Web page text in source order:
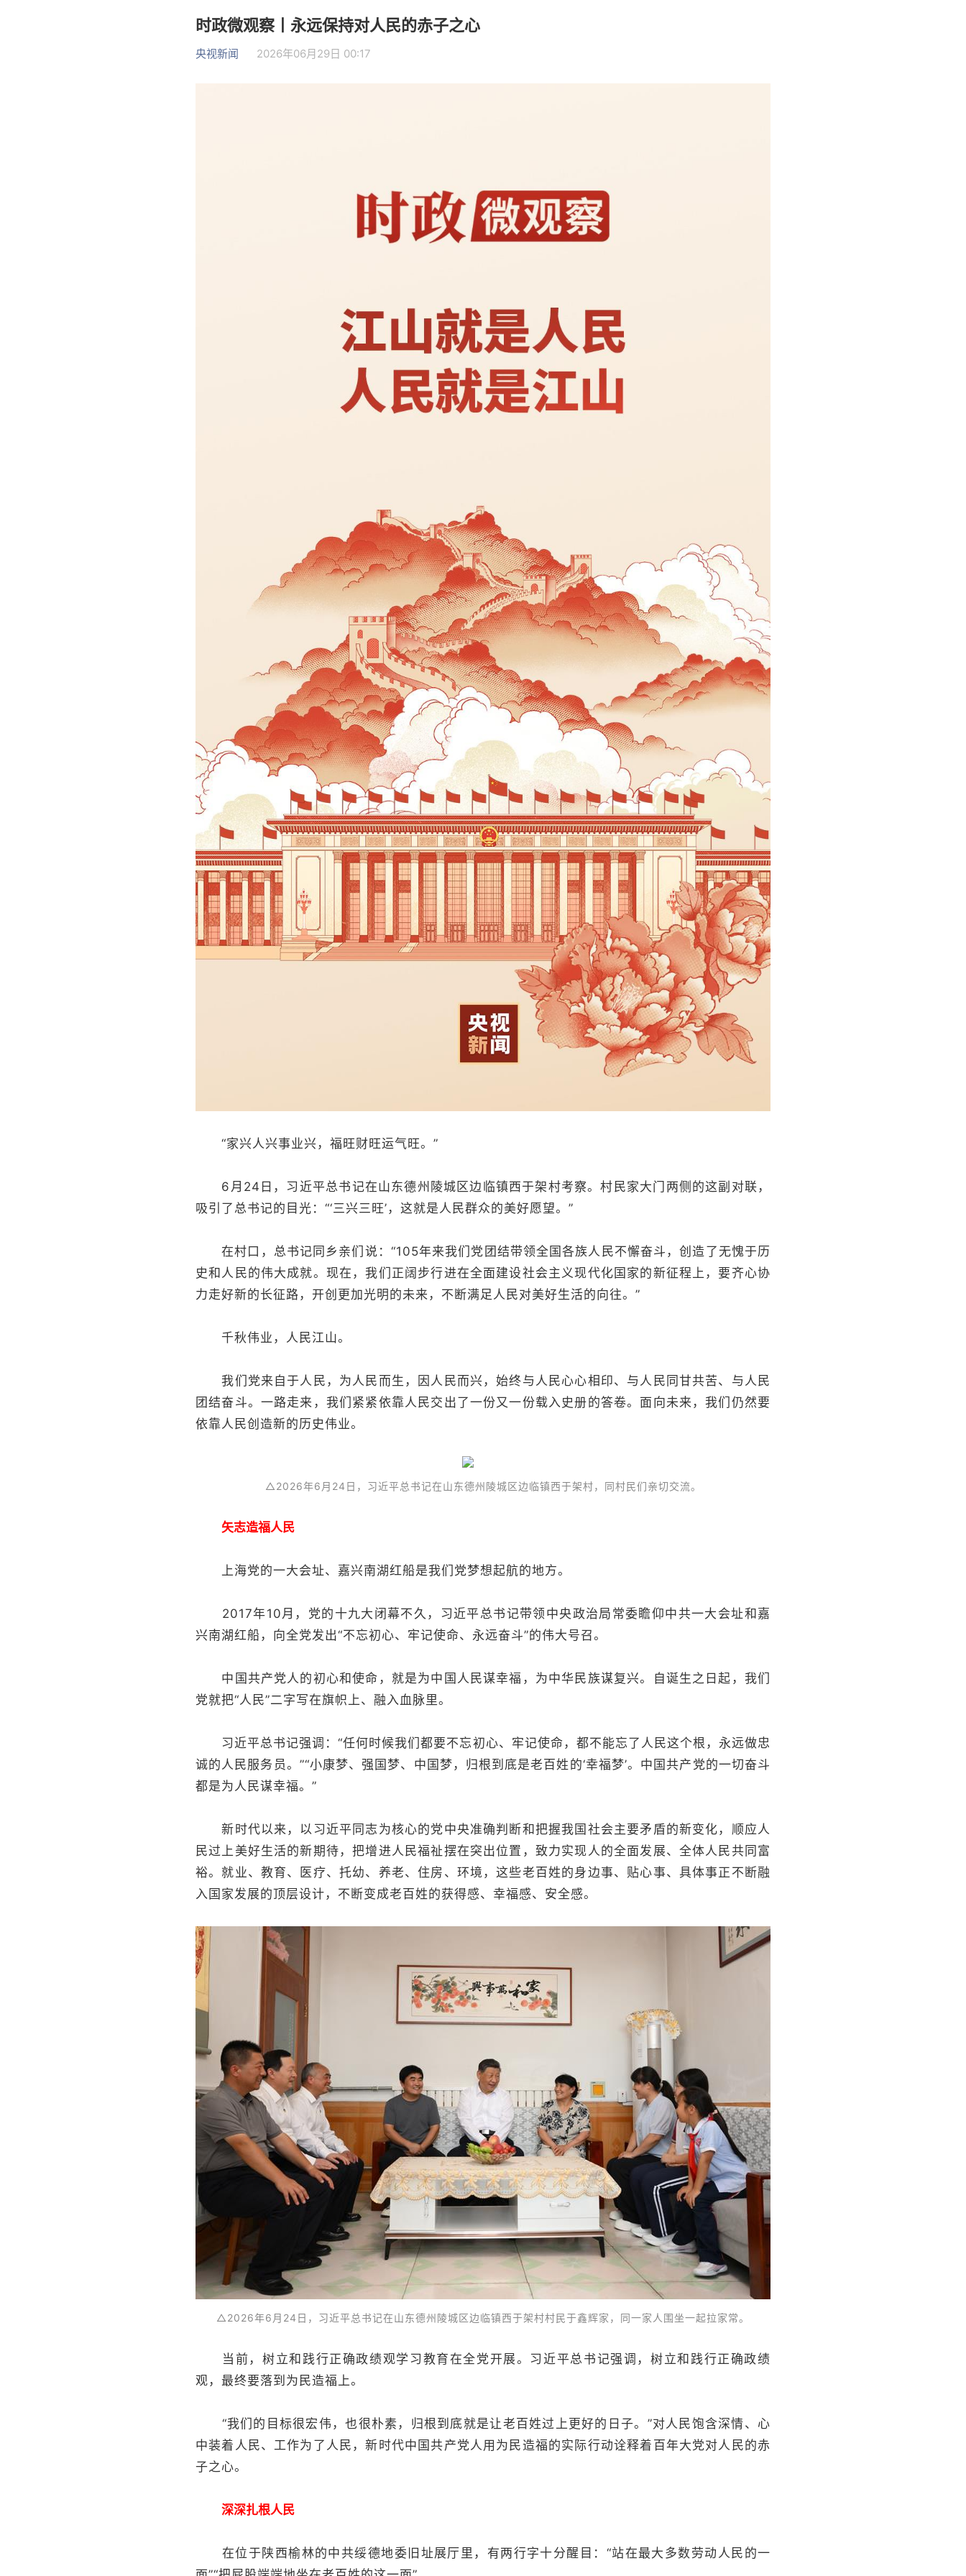
时政微观察丨永远保持对人民的赤子之心
央视新闻 2026年06月29日 00:17
“家兴人兴事业兴，福旺财旺运气旺。”
6月24日，习近平总书记在山东德州陵城区边临镇西于架村考察。村民家大门两侧的这副对联，
吸引了总书记的目光：“‘三兴三旺’，这就是人民群众的美好愿望。”
在村口，总书记同乡亲们说：“105年来我们党团结带领全国各族人民不懈奋斗，创造了无愧于历
史和人民的伟大成就。现在，我们正阔步行进在全面建设社会主义现代化国家的新征程上，要齐心协
力走好新的长征路，开创更加光明的未来，不断满足人民对美好生活的向往。”
千秋伟业，人民江山。
我们党来自于人民，为人民而生，因人民而兴，始终与人民心心相印、与人民同甘共苦、与人民
团结奋斗。一路走来，我们紧紧依靠人民交出了一份又一份载入史册的答卷。面向未来，我们仍然要
依靠人民创造新的历史伟业。
△2026年6月24日，习近平总书记在山东德州陵城区边临镇西于架村，同村民们亲切交流。
矢志造福人民
上海党的一大会址、嘉兴南湖红船是我们党梦想起航的地方。
2017年10月，党的十九大闭幕不久，习近平总书记带领中央政治局常委瞻仰中共一大会址和嘉
兴南湖红船，向全党发出“不忘初心、牢记使命、永远奋斗”的伟大号召。
中国共产党人的初心和使命，就是为中国人民谋幸福，为中华民族谋复兴。自诞生之日起，我们
党就把“人民”二字写在旗帜上、融入血脉里。
习近平总书记强调：“任何时候我们都要不忘初心、牢记使命，都不能忘了人民这个根，永远做忠
诚的人民服务员。”“小康梦、强国梦、中国梦，归根到底是老百姓的‘幸福梦’。中国共产党的一切奋斗
都是为人民谋幸福。”
新时代以来，以习近平同志为核心的党中央准确判断和把握我国社会主要矛盾的新变化，顺应人
民过上美好生活的新期待，把增进人民福祉摆在突出位置，致力实现人的全面发展、全体人民共同富
裕。就业、教育、医疗、托幼、养老、住房、环境，这些老百姓的身边事、贴心事、具体事正不断融
入国家发展的顶层设计，不断变成老百姓的获得感、幸福感、安全感。
△2026年6月24日，习近平总书记在山东德州陵城区边临镇西于架村村民于鑫辉家，同一家人围坐一起拉家常。
当前，树立和践行正确政绩观学习教育在全党开展。习近平总书记强调，树立和践行正确政绩
观，最终要落到为民造福上。
“我们的目标很宏伟，也很朴素，归根到底就是让老百姓过上更好的日子。”对人民饱含深情、心
中装着人民、工作为了人民，新时代中国共产党人用为民造福的实际行动诠释着百年大党对人民的赤
子之心。
深深扎根人民
在位于陕西榆林的中共绥德地委旧址展厅里，有两行字十分醒目：“站在最大多数劳动人民的一